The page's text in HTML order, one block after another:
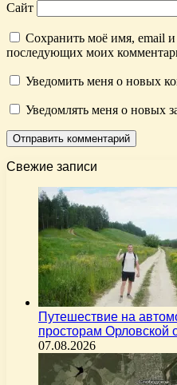
Сайт
Сохранить моё имя, email и
последующих моих
Уведомить меня о новых
Уведомлять меня о новых
Свежие записи
Путешествие на
просторам
07.08.2026